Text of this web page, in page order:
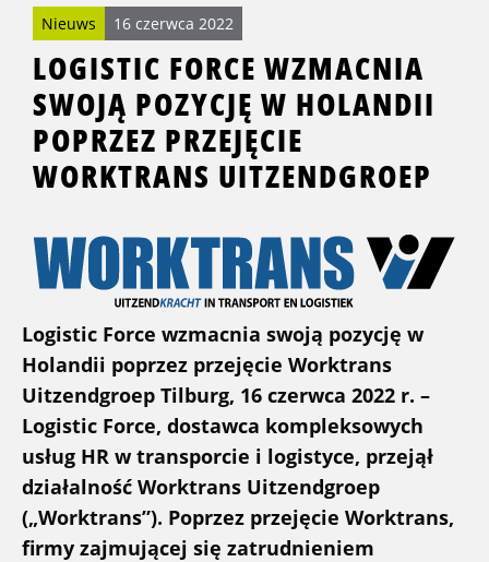
Nieuws 16 czerwca 2022
LOGISTIC FORCE WZMACNIA
SWOJĄ POZYCJĘ W HOLANDII
POPRZEZ PRZEJĘCIE
WORKTRANS UITZENDGROEP
Logistic Force wzmacnia swoją pozycję w
Holandii poprzez przejęcie Worktrans
Uitzendgroep Tilburg, 16 czerwca 2022 r. –
Logistic Force, dostawca kompleksowych
usług HR w transporcie i logistyce, przejął
działalność Worktrans Uitzendgroep
(„Worktrans”). Poprzez przejęcie Worktrans,
firmy zajmującej się zatrudnieniem